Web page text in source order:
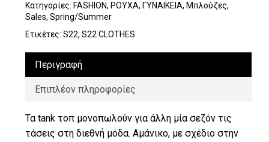
Κατηγορίες: FASHION, ΡΟΥΧΑ, ΓΥΝΑΙΚΕΙΑ, Μπλούζες,
Sales, Spring/Summer
Ετικέτες: S22, S22 CLOTHES
Περιγραφή
Επιπλέον πληροφορίες
Τα tank τοπ μονοπωλούν για άλλη μία σεζόν τις
τάσεις στη διεθνή μόδα. Αμάνικο, με σχέδιο στην